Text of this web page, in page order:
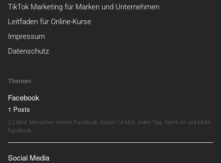
TikTok Marketing für Marken und Unternehmen
Leitfaden für Online-Kurse
Impressum
Datenschutz
Themen
Facebook
1 Posts
2,2 Mrd. Menschen nutzen Facebook. Davon 1,4 Mrd. jeden Tag. Damit ist und bleibt
Facebook…
Social Media